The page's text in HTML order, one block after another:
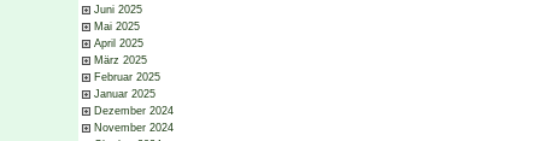
Juni 2025
Mai 2025
April 2025
März 2025
Februar 2025
Januar 2025
Dezember 2024
November 2024